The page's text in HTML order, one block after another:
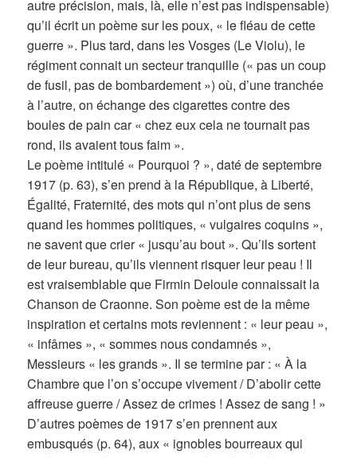
autre précision, mais, là, elle n’est pas indispensable)
qu’il écrit un poème sur les poux, « le fléau de cette
guerre ». Plus tard, dans les Vosges (Le Violu), le
régiment connait un secteur tranquille (« pas un coup
de fusil, pas de bombardement ») où, d’une tranchée
à l’autre, on échange des cigarettes contre des
boules de pain car « chez eux cela ne tournait pas
rond, ils avaient tous faim ».
Le poème intitulé « Pourquoi ? », daté de septembre
1917 (p. 63), s’en prend à la République, à Liberté,
Égalité, Fraternité, des mots qui n’ont plus de sens
quand les hommes politiques, « vulgaires coquins »,
ne savent que crier « jusqu’au bout ». Qu’ils sortent
de leur bureau, qu’ils viennent risquer leur peau ! Il
est vraisemblable que Firmin Deloule connaissait la
Chanson de Craonne. Son poème est de la même
inspiration et certains mots reviennent : « leur peau »,
« infâmes », « sommes nous condamnés »,
Messieurs « les grands ». Il se termine par : « À la
Chambre que l’on s’occupe vivement / D’abolir cette
affreuse guerre / Assez de crimes ! Assez de sang ! »
D’autres poèmes de 1917 s’en prennent aux
embusqués (p. 64), aux « ignobles bourreaux qui